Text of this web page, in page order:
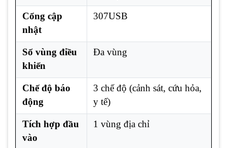
Cổng cập
nhật
307USB
Số vùng điều
khiển
Đa vùng
Chế độ báo
động
3 chế độ (cảnh sát, cứu hỏa,
y tế)
Tích hợp đầu
vào
1 vùng địa chỉ